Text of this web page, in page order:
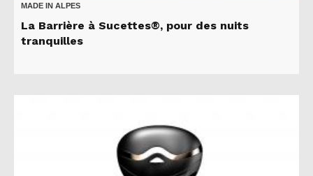
MADE IN ALPES
La Barrière à Sucettes®, pour des nuits
tranquilles